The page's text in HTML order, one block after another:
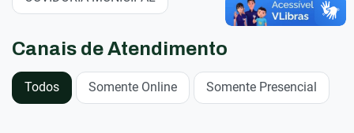
Canais de Atendimento
Todos Somente Online Somente Presencial